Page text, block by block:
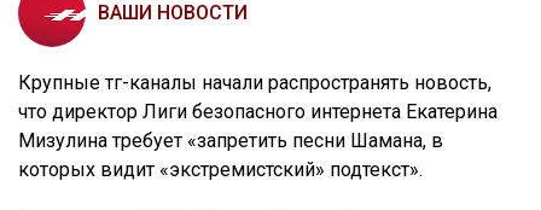
ВАШИ НОВОСТИ
Крупные тг-каналы начали распространять новость,
что директор Лиги безопасного интернета Екатерина
Мизулина требует «запретить песни Шамана, в
которых видит «экстремистский» подтекст».